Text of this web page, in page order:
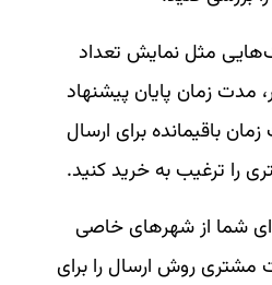
مثل نمایش تعداد
مدت زمان پایان پیشنهاد
باقیمانده برای ارسال
را ترغیب به خرید کنید.
شما از شهرهای خاصی
مشتری روش ارسال را برای